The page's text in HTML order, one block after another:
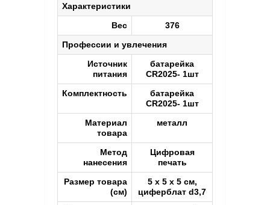
Характеристики
Вес
376
Профессии и увлечения
Источник
питания
батарейка
CR2025- 1шт
Комплектность
батарейка
CR2025- 1шт
Материал
товара
металл
Метод
нанесения
Цифровая
печать
Размер товара
(см)
5 х 5 х 5 см,
циферблат d3,7